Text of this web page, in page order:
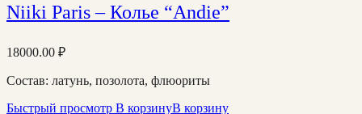
Niiki Paris – Колье “Andie”
18000.00 ₽
Состав: латунь, позолота, флюориты
Быстрый просмотр В корзинуВ корзину